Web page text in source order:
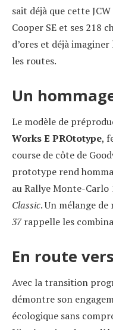
sait déjà que cette
Cooper SE et ses 218
d’ores et déjà
les routes.
Un
Le modèle de
Works E PROtotype,
course de côte de
prototype rend
au Rallye Monte-Carlo
Classic. Un mélange
37rappelle les
En route
Avec la transition
démontre son
écologique sans